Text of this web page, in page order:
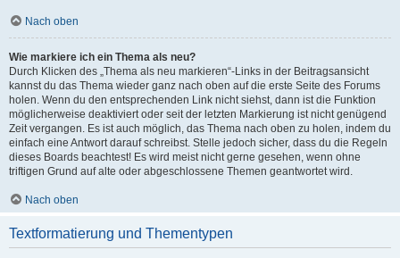
Nach oben
Wie markiere ich ein Thema als neu?
Durch Klicken des „Thema als neu markieren“-Links in der Beitragsansicht
kannst du das Thema wieder ganz nach oben auf die erste Seite des Forums
holen. Wenn du den entsprechenden Link nicht siehst, dann ist die Funktion
möglicherweise deaktiviert oder seit der letzten Markierung ist nicht genügend
Zeit vergangen. Es ist auch möglich, das Thema nach oben zu holen, indem du
einfach eine Antwort darauf schreibst. Stelle jedoch sicher, dass du die Regeln
dieses Boards beachtest! Es wird meist nicht gerne gesehen, wenn ohne
triftigen Grund auf alte oder abgeschlossene Themen geantwortet wird.
Nach oben
Textformatierung und Thementypen